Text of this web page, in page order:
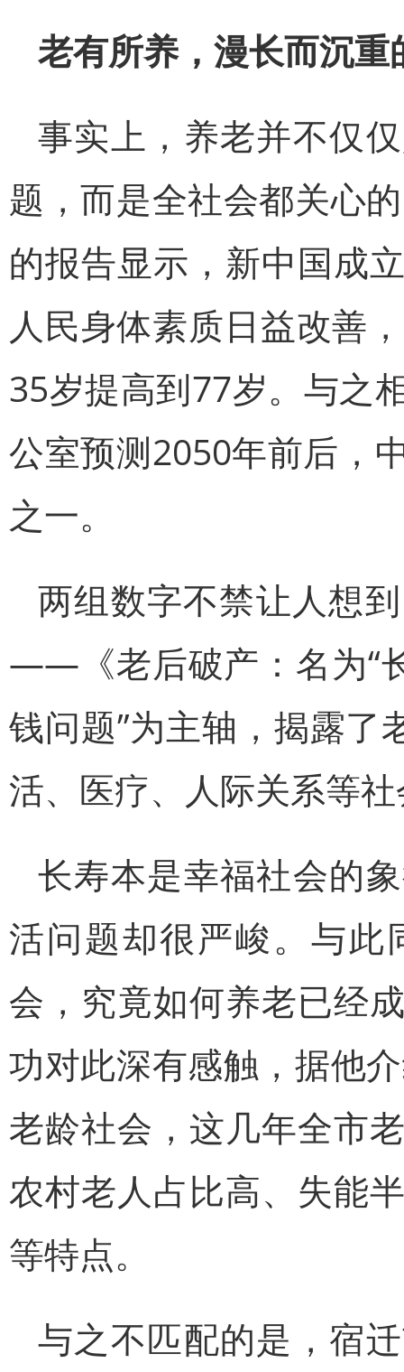
老有所养，漫长而沉重
事实上，养老并不仅
题，而是全社会都关心
的报告显示，新中国成
人民身体素质日益改善
35岁提高到77岁。与之
公室预测2050年前后，
之一。
两组数字不禁让人想
——《老后破产：名为“
钱问题”为主轴，揭露了
活、医疗、人际关系等
长寿本是幸福社会的
活问题却很严峻。与此
会，究竟如何养老已经
功对此深有感触，据他
老龄社会，这几年全市
农村老人占比高、失能
等特点。
与之不匹配的是，宿